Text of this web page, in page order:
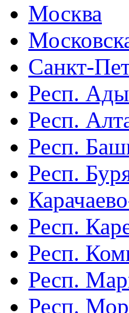
Москва
Санкт-
Респ.
Респ.
Респ.
Респ.
Респ.
Респ.
Респ.
Респ.